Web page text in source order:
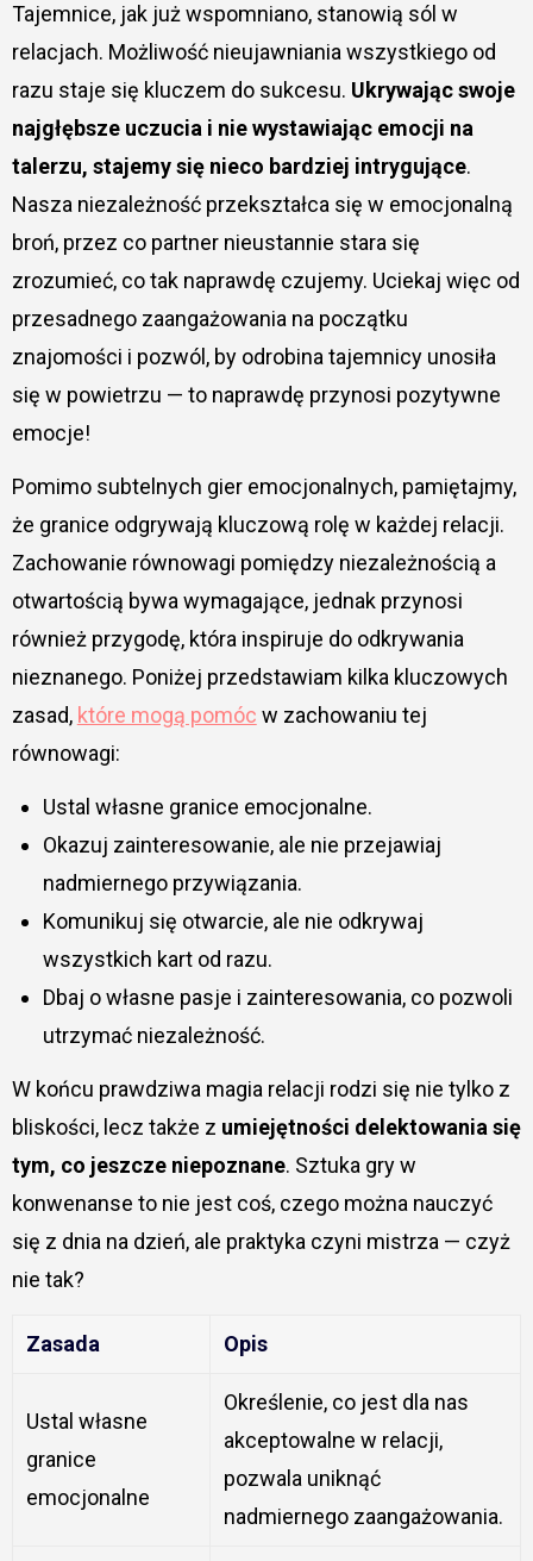
Tajemnice, jak już wspomniano, stanowią sól w
relacjach. Możliwość nieujawniania wszystkiego od
razu staje się kluczem do sukcesu. Ukrywając swoje
najgłębsze uczucia i nie wystawiając emocji na
talerzu, stajemy się nieco bardziej intrygujące.
Nasza niezależność przekształca się w emocjonalną
broń, przez co partner nieustannie stara się
zrozumieć, co tak naprawdę czujemy. Uciekaj więc od
przesadnego zaangażowania na początku
znajomości i pozwól, by odrobina tajemnicy unosiła
się w powietrzu — to naprawdę przynosi pozytywne
emocje!
Pomimo subtelnych gier emocjonalnych, pamiętajmy,
że granice odgrywają kluczową rolę w każdej relacji.
Zachowanie równowagi pomiędzy niezależnością a
otwartością bywa wymagające, jednak przynosi
również przygodę, która inspiruje do odkrywania
nieznanego. Poniżej przedstawiam kilka kluczowych
zasad, które mogą pomóc w zachowaniu tej
równowagi:
Ustal własne granice emocjonalne.
Okazuj zainteresowanie, ale nie przejawiaj
nadmiernego przywiązania.
Komunikuj się otwarcie, ale nie odkrywaj
wszystkich kart od razu.
Dbaj o własne pasje i zainteresowania, co pozwoli
utrzymać niezależność.
W końcu prawdziwa magia relacji rodzi się nie tylko z
bliskości, lecz także z umiejętności delektowania się
tym, co jeszcze niepoznane. Sztuka gry w
konwenanse to nie jest coś, czego można nauczyć
się z dnia na dzień, ale praktyka czyni mistrza — czyż
nie tak?
Zasada Opis
Ustal własne
granice
emocjonalne
Określenie, co jest dla nas
akceptowalne w relacji,
pozwala uniknąć
nadmiernego zaangażowania.